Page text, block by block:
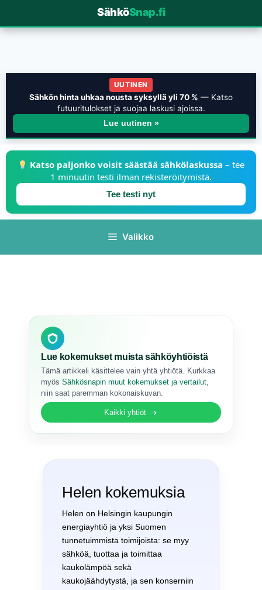
SähköSnap.fi
UUTINEN
Sähkön hinta uhkaa nousta syksyllä yli 70 % — Katso
futuuritulokset ja suojaa laskusi ajoissa.
Lue uutinen »
Katso paljonko voisit säästää sähkölaskussa – tee
1 minuutin testi ilman rekisteröitymistä.
Tee testi nyt
Valikko
Lue kokemukset muista sähköyhtiöistä
Tämä artikkeli käsittelee vain yhtä yhtiötä. Kurkkaa
myös Sähkösnapin muut kokemukset ja vertailut,
niin saat paremman kokonaiskuvan.
Kaikki yhtiöt
Helen kokemuksia
Helen on Helsingin kaupungin
energiayhtiö ja yksi Suomen
tunnetuimmista toimijoista: se myy
sähköä, tuottaa ja toimittaa
kaukolämpöä sekä
kaukojäähdytystä, ja sen konserniin